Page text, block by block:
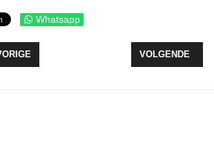
Whatsapp
ARTIKEL: RABOBANK VOLGENDE
VOLGENDE